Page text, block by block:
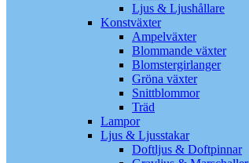
Ljus & Ljushållare
Konstväxter
Ampelväxter
Blommande växter
Blomstergirlanger
Gröna växter
Snittblommor
Träd
Lampor
Ljus & Ljusstakar
Doftljus & Doftpinnar